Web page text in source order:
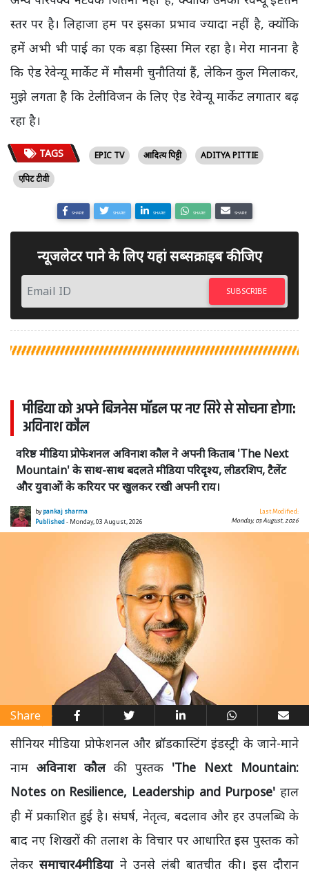
स्तर पर है। लिहाजा हम पर इसका प्रभाव ज्यादा नहीं है, क्योंकि
हमें अभी भी पाई का एक बड़ा हिस्सा मिल रहा है। मेरा मानना है
कि ऐड रेवेन्यू मार्केट में मौसमी चुनौतियां हैं, लेकिन कुल मिलाकर,
मुझे लगता है कि टेलीविजन के लिए ऐड रेवेन्यू मार्केट लगातार बढ़
रहा है।
TAGS EPIC TV आदित्य पिट्टी
ADITYA PITTIE
एपिट टीवी
SHARE SHARE SHARE SHARE SHARE
न्यूजलेटर पाने के लिए यहां सब्सक्राइब कीजिए
SUBSCRIBE
मीडिया को अपने बिजनेस मॉडल पर नए सिरे से सोचना होगा:
अविनाश कौल
वरिष्ठ मीडिया प्रोफेशनल अविनाश कौल ने अपनी किताब 'The Next
Mountain' के साथ-साथ बदलते मीडिया परिदृश्य, लीडरशिप, टैलेंट
और युवाओं के करियर पर खुलकर रखी अपनी राय।
bypankaj sharma
Published- Monday, 03 August, 2026
Last Modified:
Monday, 03 August, 2026
Share
सीनियर मीडिया प्रोफेशनल और ब्रॉडकास्टिंग इंडस्ट्री के जाने-माने
नाम अविनाश कौलकी पुस्तक 'The Next Mountain:
Notes on Resilience, Leadership and Purpose' हाल
ही में प्रकाशित हुई है। संघर्ष, नेतृत्व, बदलाव और हर उपलब्धि के
बाद नए शिखरों की तलाश के विचार पर आधारित इस पुस्तक को
लेकरसमाचार4मीडियाने उनसे लंबी बातचीत की। इस दौरान